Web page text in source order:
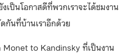
ป็นโอกาสดีที่พวกเราจะได้ชมงาน
กันที่บ้านเราอีกด้วย
Monet to Kandinsky ที่เป็นงาน